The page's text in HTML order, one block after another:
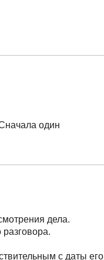
один
дела.
с даты его